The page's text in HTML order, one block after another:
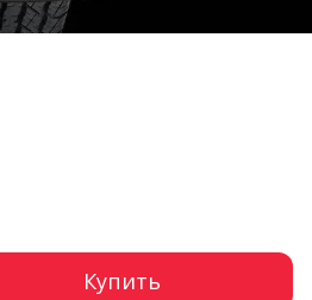
Купить